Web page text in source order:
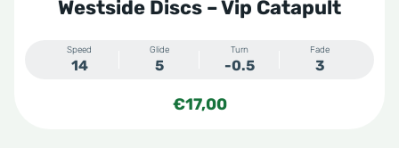
Westside Discs – Vip Catapult
Speed
14
Glide
5
Turn
-0.5
Fade
3
€17,00